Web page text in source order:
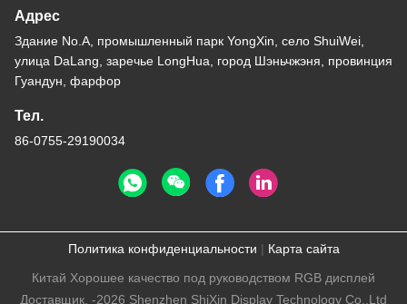
Адрес
Здание No.A, промышленный парк YongXin, село ShuiWei,
улица DaLang, заречье LongHua, город Шэньчжэня, провинция
Гуандун, фарфор
Тел.
86-0755-29190034
Политика конфиденциальности | Карта сайта
Китай Хорошее качество под руководством RGB дисплей
Доставщик. -2026 Shenzhen ShiXin Display Technology Co.,Ltd